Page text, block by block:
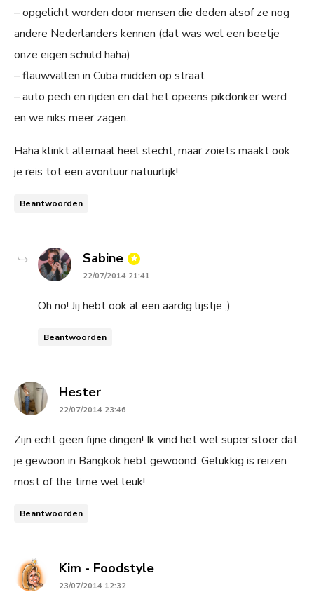
– opgelicht worden door mensen die deden alsof ze nog
andere Nederlanders kennen (dat was wel een beetje
onze eigen schuld haha)
– flauwvallen in Cuba midden op straat
– auto pech en rijden en dat het opeens pikdonker werd
en we niks meer zagen.
Haha klinkt allemaal heel slecht, maar zoiets maakt ook
je reis tot een avontuur natuurlijk!
Beantwoorden
Sabine says:
22/07/2014 21:41
Oh no! Jij hebt ook al een aardig lijstje ;)
Beantwoorden
Hestersays:
22/07/2014 23:46
Zijn echt geen fijne dingen! Ik vind het wel super stoer dat
je gewoon in Bangkok hebt gewoond. Gelukkig is reizen
most of the time wel leuk!
Beantwoorden
Kim - Foodstylesays:
23/07/2014 12:32